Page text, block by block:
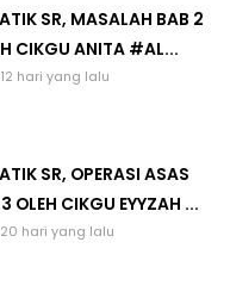
SR, MASALAH BAB 2
CIKGU ANITA #AL...
12 hari yang lalu
SR, OPERASI ASAS
OLEH CIKGU EYYZAH ...
20 hari yang lalu